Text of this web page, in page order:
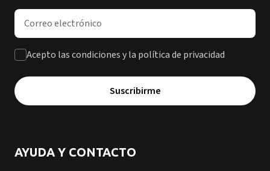
Dirección de correo electrónico
Acepto las condiciones y la política de privacidad
Suscribirme
AYUDA Y CONTACTO